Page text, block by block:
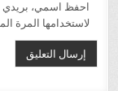
احفظ اسمي، بريدي
لاستخدامها المرة